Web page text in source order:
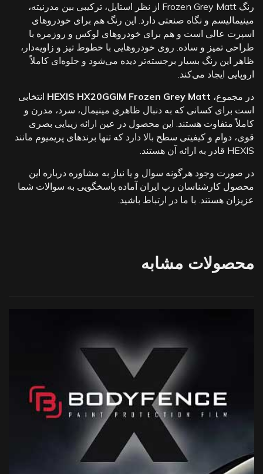
رنگ Frozen Grey Matt از نظر استایل، ترکیبی بین مدرنیته،
مینیمالیسم و نگاه صنعتی دارد. این رنگ هم برای خودروهای
اسپرت عالی است و هم برای خودروهای لوکس و روزمره با
طراحی تمیز و ساده. روی خودروهایی با خطوط تیز و زاویه‌دار،
ظاهر این رنگ بسیار برجسته‌تر دیده می‌شود و جلوه‌ای کاملاً
اروپایی ایجاد می‌کند.
در مجموع، HEXIS HX20GGIM Frozen Grey Matt انتخابی
است برای کسانی که به دنبال ظاهری مینیمال، سرد، مدرن و
کاملاً متفاوت هستند. این محصول در عین ارائه زیبایی بصری
قوی، دوام و کیفیتی سطح بالا دارد که تنها برندهای پریمیوم مانند
HEXIS قادر به ارائه آن هستند.
در صورت وجود هرگونه سوال و یا نیاز به مشاوره درباره این
محصول کارشناسان رپ ایران آماده پاسخگویی به سوالات شما
عزیزان هستند. با ما در ارتباط باشید.
محصولات مشابه